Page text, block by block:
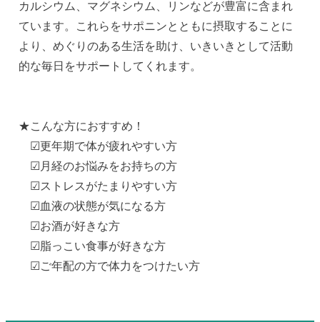
カルシウム、マグネシウム、リンなどが豊富に含まれ
ています。これらをサポニンとともに摂取することに
より、めぐりのある生活を助け、いきいきとして活動
的な毎日をサポートしてくれます。
★こんな方におすすめ！
☑更年期で体が疲れやすい方
☑月経のお悩みをお持ちの方
☑ストレスがたまりやすい方
☑血液の状態が気になる方
☑お酒が好きな方
☑脂っこい食事が好きな方
☑ご年配の方で体力をつけたい方